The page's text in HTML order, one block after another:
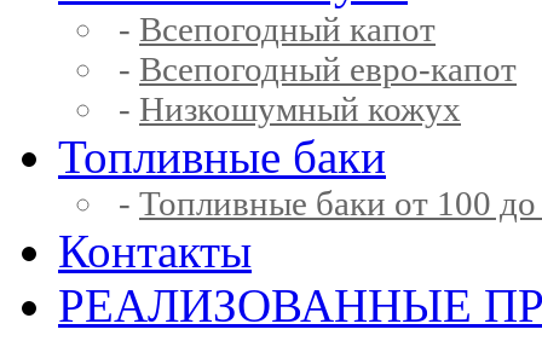
- Всепогодный капот
- Всепогодный евро-капот
- Низкошумный кожух
Топливные баки
- Топливные баки от 100
Контакты
РЕАЛИЗОВАННЫЕ